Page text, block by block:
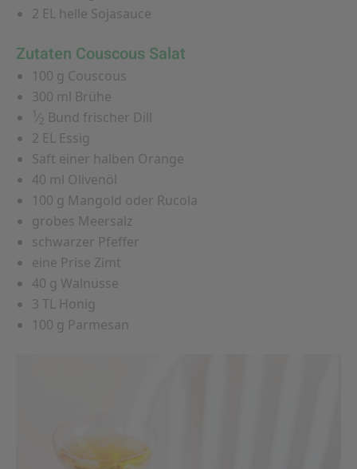
2 EL helle Sojasauce
Zutaten Couscous Salat
100 g Couscous
300 ml Brühe
1⁄2 Bund frischer Dill
2 EL Essig
Saft einer halben Orange
40 ml Olivenöl
100 g Mangold oder Rucola
grobes Meersalz
schwarzer Pfeffer
eine Prise Zimt
40 g Walnüsse
3 TL Honig
100 g Parmesan